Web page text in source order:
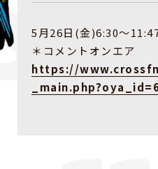
5月26日(金)6:30～
＊コメントオンエア
https://